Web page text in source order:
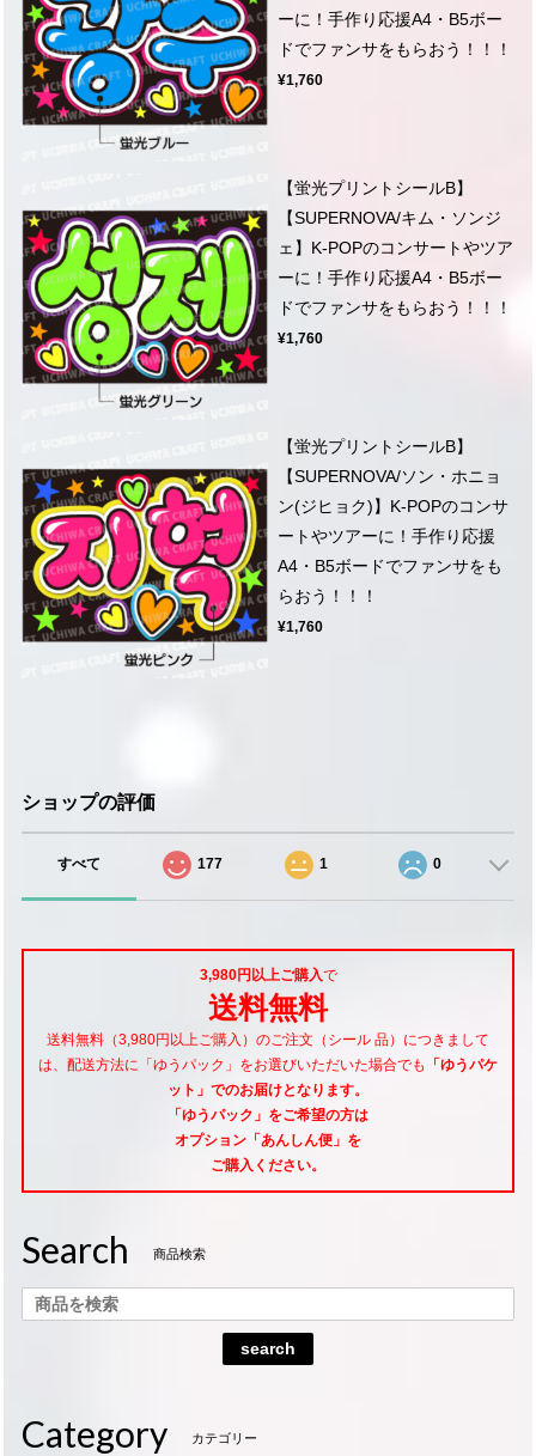
ーに！手作り応援A4・B5ボー
ドでファンサをもらおう！！！
¥1,760
【蛍光プリントシールB】
【SUPERNOVA/キム・ソンジ
ェ】K-POPのコンサートやツア
ーに！手作り応援A4・B5ボー
ドでファンサをもらおう！！！
¥1,760
【蛍光プリントシールB】
【SUPERNOVA/ソン・ホニョ
ン(ジヒョク)】K-POPのコンサ
ートやツアーに！手作り応援
A4・B5ボードでファンサをも
らおう！！！
¥1,760
ショップの評価
すべて 177 1 0
3,980円以上ご購入で
送料無料
送料無料（3,980円以上ご購入）のご注文（シール 品）につきまして
は、配送方法に「ゆうパック」をお選びいただいた場合でも
「ゆうパケ
ット」でのお届けとなります。
「ゆうパック」をご希望の方は
オプション「あんしん便」 を
ご購入ください。
Search 商品検索
search
Category カテゴリー